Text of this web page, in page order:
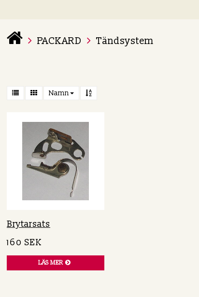
Din varukorg är tom
PACKARD Tändsystem
Namn
Brytarsats
160 SEK
LÄS MER